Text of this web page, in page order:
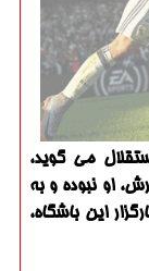
می گوید،
او نبوده و به
این باشگاه،